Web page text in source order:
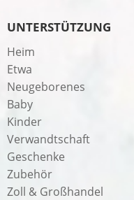
UNTERSTÜTZUNG
Heim
Etwa
Neugeborenes
Baby
Kinder
Verwandtschaft
Geschenke
Zubehör
Zoll & Großhandel